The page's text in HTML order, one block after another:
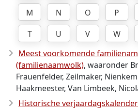
M
N O P
T
U V W
Meest voorkomende
(familienaamwolk), waaronder
Frauenfelder, Zeilmaker,
Haakmeester, Van Limbeek,
Historische verjaardagskalender